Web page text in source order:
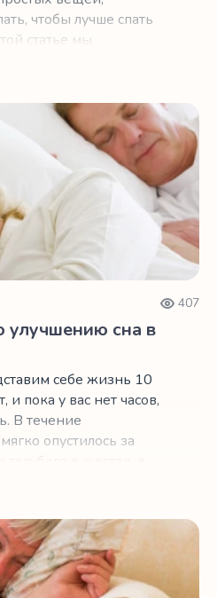
чтобы лучше спать
статье мы
сна в зрелом возрасте
407
улучшению сна в
себе жизнь 10
и пока у вас нет часов,
В течение
опустилось за
и циркадные ритмы